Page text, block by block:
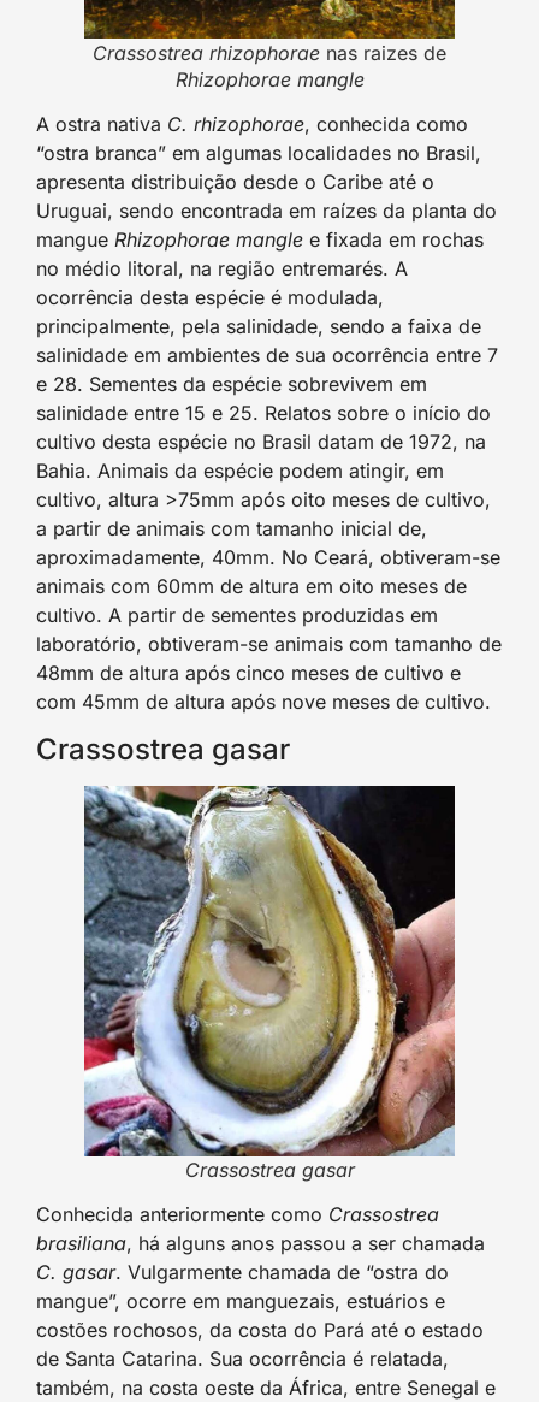
Crassostrea rhizophorae nas raizes de
Rhizophorae mangle
A ostra nativa C. rhizophorae, conhecida como
“ostra branca” em algumas localidades no Brasil,
apresenta distribuição desde o Caribe até o
Uruguai, sendo encontrada em raízes da planta do
mangue Rhizophorae mangle e fixada em rochas
no médio litoral, na região entremarés. A
ocorrência desta espécie é modulada,
principalmente, pela salinidade, sendo a faixa de
salinidade em ambientes de sua ocorrência entre 7
e 28. Sementes da espécie sobrevivem em
salinidade entre 15 e 25. Relatos sobre o início do
cultivo desta espécie no Brasil datam de 1972, na
Bahia. Animais da espécie podem atingir, em
cultivo, altura >75mm após oito meses de cultivo,
a partir de animais com tamanho inicial de,
aproximadamente, 40mm. No Ceará, obtiveram-se
animais com 60mm de altura em oito meses de
cultivo. A partir de sementes produzidas em
laboratório, obtiveram-se animais com tamanho de
48mm de altura após cinco meses de cultivo e
com 45mm de altura após nove meses de cultivo.
Crassostrea gasar
Crassostrea gasar
Conhecida anteriormente como Crassostrea
brasiliana, há alguns anos passou a ser chamada
C. gasar. Vulgarmente chamada de “ostra do
mangue”, ocorre em manguezais, estuários e
costões rochosos, da costa do Pará até o estado
de Santa Catarina. Sua ocorrência é relatada,
também, na costa oeste da África, entre Senegal e